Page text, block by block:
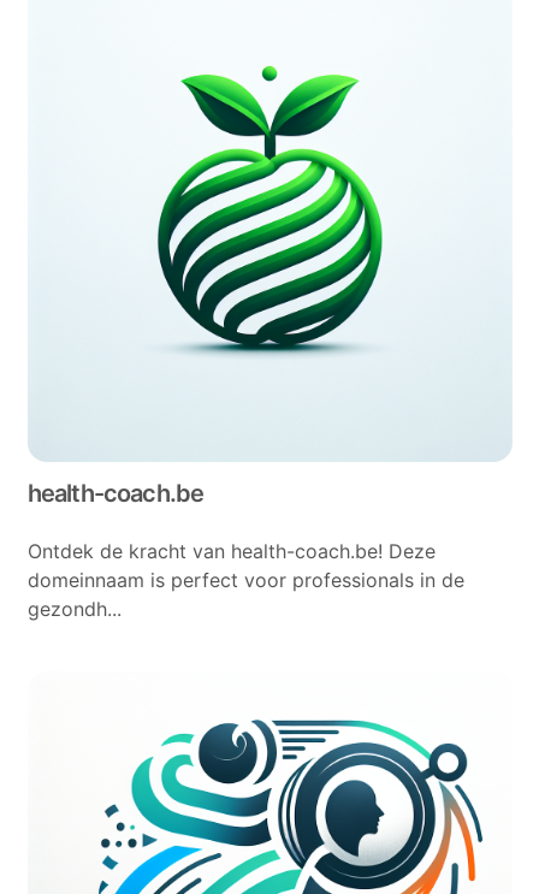
health-coach.be
Ontdek de kracht van health-coach.be! Deze
domeinnaam is perfect voor professionals in de
gezondh...